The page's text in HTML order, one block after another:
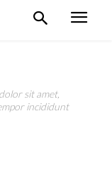
sit amet,
incididunt